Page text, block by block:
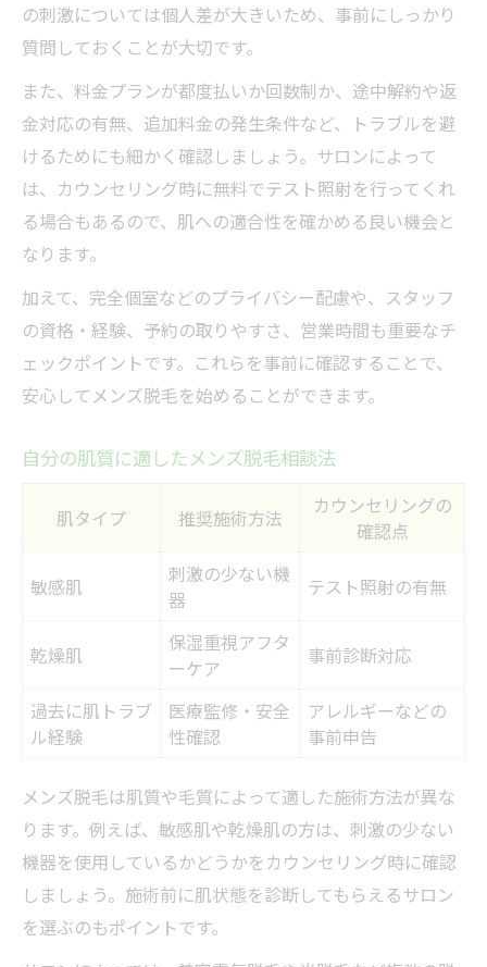
の刺激については個人差が大きいため、事前にしっかり
質問しておくことが大切です。
また、料金プランが都度払いか回数制か、途中解約や返
金対応の有無、追加料金の発生条件など、トラブルを避
けるためにも細かく確認しましょう。サロンによって
は、カウンセリング時に無料でテスト照射を行ってくれ
る場合もあるので、肌への適合性を確かめる良い機会と
なります。
加えて、完全個室などのプライバシー配慮や、スタッフ
の資格・経験、予約の取りやすさ、営業時間も重要なチ
ェックポイントです。これらを事前に確認することで、
安心してメンズ脱毛を始めることができます。
自分の肌質に適したメンズ脱毛相談法
肌タイプ 推奨施術方法
カウンセリングの
確認点
敏感肌
刺激の少ない機
器
テスト照射の有無
乾燥肌
保湿重視アフタ
ーケア
事前診断対応
過去に肌トラブ
ル経験
医療監修・安全
性確認
アレルギーなどの
事前申告
メンズ脱毛は肌質や毛質によって適した施術方法が異な
ります。例えば、敏感肌や乾燥肌の方は、刺激の少ない
機器を使用しているかどうかをカウンセリング時に確認
しましょう。施術前に肌状態を診断してもらえるサロン
を選ぶのもポイントです。